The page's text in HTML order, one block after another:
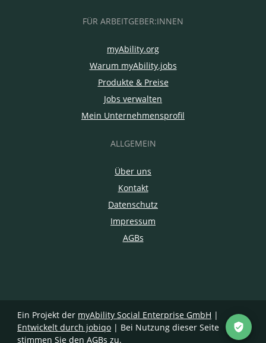
FÜR ARBEITGEBER:INNEN
myAbility.org
Warum myAbility.jobs
Produkte & Preise
Jobs verwalten
Mein Unternehmensprofil
ALLGEMEIN
Über uns
Kontakt
Datenschutz
Impressum
AGBs
Ein Projekt der myAbility Social Enterprise GmbH |
Entwickelt durch jobiqo | Bei Nutzung dieser Seite
stimmen Sie den AGBs zu.